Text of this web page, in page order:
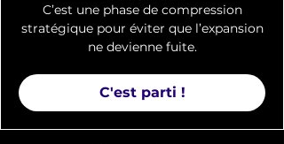
C’est une phase de compression
stratégique pour éviter que l’expansion
ne devienne fuite.
C'est parti !